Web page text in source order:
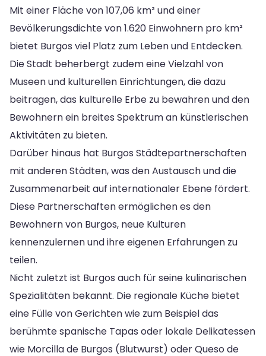
Mit einer Fläche von 107,06 km² und einer
Bevölkerungsdichte von 1.620 Einwohnern pro km²
bietet Burgos viel Platz zum Leben und Entdecken.
Die Stadt beherbergt zudem eine Vielzahl von
Museen und kulturellen Einrichtungen, die dazu
beitragen, das kulturelle Erbe zu bewahren und den
Bewohnern ein breites Spektrum an künstlerischen
Aktivitäten zu bieten.
Darüber hinaus hat Burgos Städtepartnerschaften
mit anderen Städten, was den Austausch und die
Zusammenarbeit auf internationaler Ebene fördert.
Diese Partnerschaften ermöglichen es den
Bewohnern von Burgos, neue Kulturen
kennenzulernen und ihre eigenen Erfahrungen zu
teilen.
Nicht zuletzt ist Burgos auch für seine kulinarischen
Spezialitäten bekannt. Die regionale Küche bietet
eine Fülle von Gerichten wie zum Beispiel das
berühmte spanische Tapas oder lokale Delikatessen
wie Morcilla de Burgos (Blutwurst) oder Queso de